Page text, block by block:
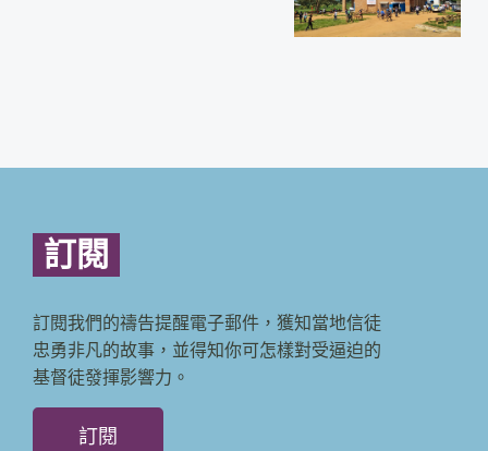
訂閱
訂閱我們的禱告提醒電子郵件，獲知當地信徒
忠勇非凡的故事，並得知你可怎樣對受逼迫的
基督徒發揮影響力。
訂閱